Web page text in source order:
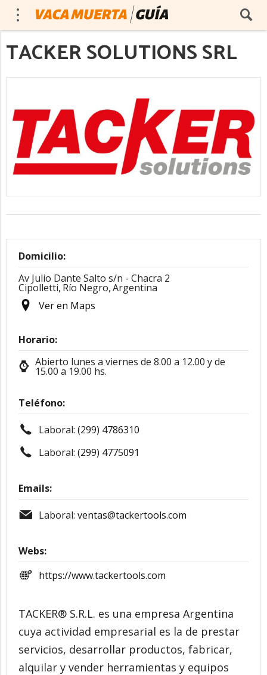
TACKER SOLUTIONS SRL
Domicilio:
Av Julio Dante Salto s/n - Chacra 2
Cipolletti, Río Negro,Argentina
Ver en Maps
Horario:
Abierto lunes a viernes de 8.00 a 12.00 y de
15.00 a 19.00 hs.
Teléfono:
Laboral: (299) 4786310
Laboral: (299) 4775091
Emails:
Laboral: ventas@tackertools.com
Webs:
https://www.tackertools.com
TACKER® S.R.L. es una empresa Argentina
cuya actividad empresarial es la de prestar
servicios, desarrollar productos, fabricar,
alquilar y vender herramientas y equipos